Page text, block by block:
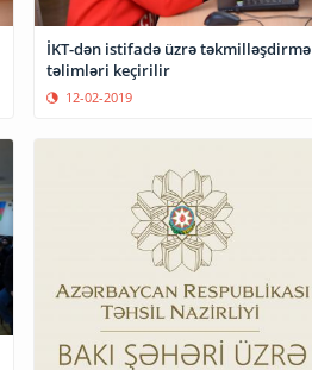
İKT-dən istifadə üzrə təkmilləşdirmə
təlimləri keçirilir
12-02-2019